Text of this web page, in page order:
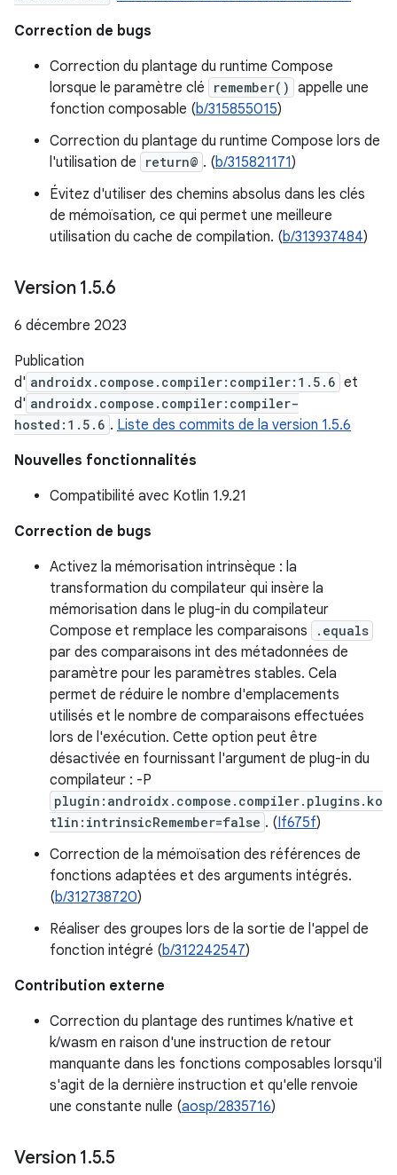
Correction de bugs
Correction du plantage du runtime Compose
lorsque le paramètre clé
remember() appelle une
fonction composable (b/315855015)
Correction du plantage du runtime Compose lors de
l'utilisation de
return@ . (b/315821171)
Évitez d'utiliser des chemins absolus dans les clés
de mémoïsation, ce qui permet une meilleure
utilisation du cache de compilation. (b/313937484)
Version 1.5.6
6 décembre 2023
Publication
d' androidx.compose.compiler:compiler:1.5.6 et
d' androidx.compose.compiler:compiler-
hosted:1.5.6 . Liste des commits de la version 1.5.6
Nouvelles fonctionnalités
Compatibilité avec Kotlin 1.9.21
Correction de bugs
Activez la mémorisation intrinsèque : la
transformation du compilateur qui insère la
mémorisation dans le plug-in du compilateur
Compose et remplace les comparaisons
.equals
par des comparaisons int des métadonnées de
paramètre pour les paramètres stables. Cela
permet de réduire le nombre d'emplacements
utilisés et le nombre de comparaisons effectuées
lors de l'exécution. Cette option peut être
désactivée en fournissant l'argument de plug-in du
compilateur : -P
plugin:androidx.compose.compiler.plugins.ko
tlin:intrinsicRemember=false . (If675f)
Correction de la mémoïsation des références de
fonctions adaptées et des arguments intégrés.
(b/312738720)
Réaliser des groupes lors de la sortie de l'appel de
fonction intégré (b/312242547)
Contribution externe
Correction du plantage des runtimes k/native et
k/wasm en raison d'une instruction de retour
manquante dans les fonctions composables lorsqu'il
s'agit de la dernière instruction et qu'elle renvoie
une constante nulle (aosp/2835716)
Version 1.5.5